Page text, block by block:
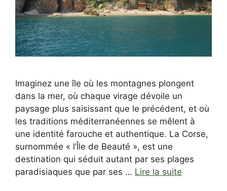
Imaginez une île où les montagnes plongent
dans la mer, où chaque virage dévoile un
paysage plus saisissant que le précédent, et où
les traditions méditerranéennes se mêlent à
une identité farouche et authentique. La Corse,
surnommée « l’Île de Beauté », est une
destination qui séduit autant par ses plages
paradisiaques que par ses … Lire la suite